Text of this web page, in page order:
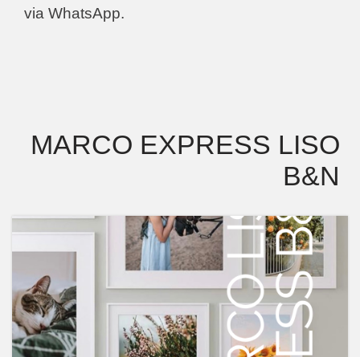
via WhatsApp.
MARCO EXPRESS LISO
B&N